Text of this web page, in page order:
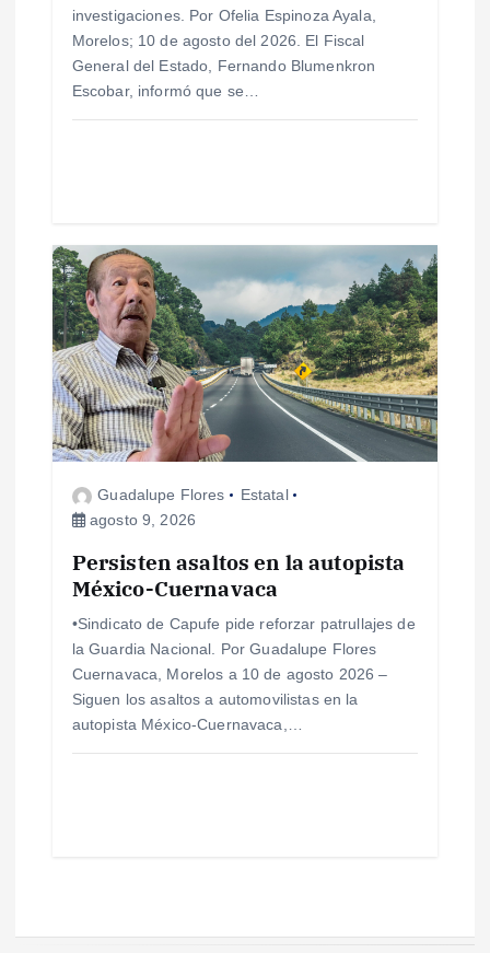
s
investigaciones. Por Ofelia Espinoza Ayala,
Morelos; 10 de agosto del 2026. El Fiscal
General del Estado, Fernando Blumenkron
Escobar, informó que se…
Guadalupe Flores
Estatal
agosto 9, 2026
Persisten asaltos en la autopista
México-Cuernavaca
•Sindicato de Capufe pide reforzar patrullajes de
la Guardia Nacional. Por Guadalupe Flores
Cuernavaca, Morelos a 10 de agosto 2026 –
Siguen los asaltos a automovilistas en la
autopista México-Cuernavaca,…